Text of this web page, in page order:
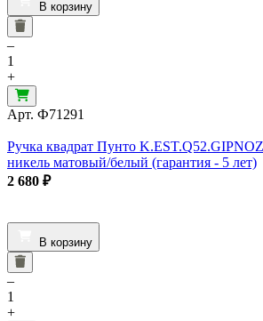
В корзину
–
1
+
Арт. Ф71291
Ручка квадрат Пунто
никель матовый/белый (гарантия - 5 лет)
2 680 ₽
В корзину
–
1
+